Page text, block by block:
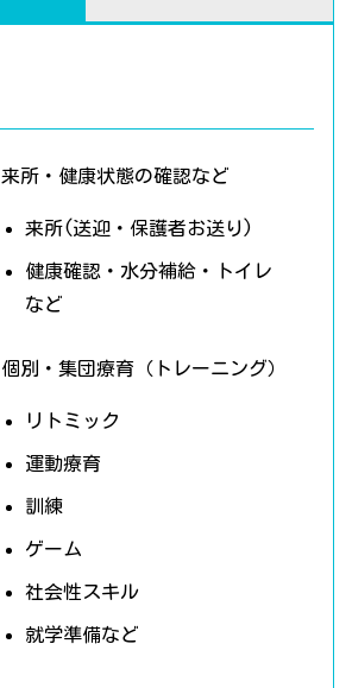
来所・健康状態の確認など
来所(送迎・保護者お送り)
健康確認・水分補給・トイレ
など
個別・集団療育（トレーニング）
リトミック
運動療育
訓練
ゲーム
社会性スキル
就学準備など